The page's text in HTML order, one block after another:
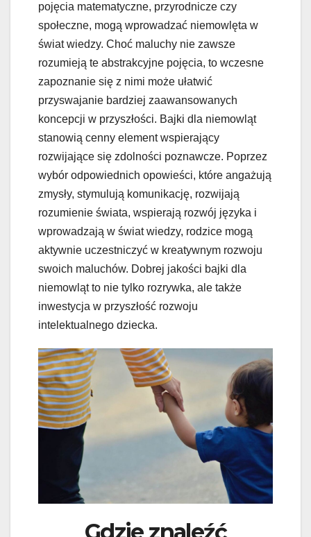
pojęcia matematyczne, przyrodnicze czy
społeczne, mogą wprowadzać niemowlęta w
świat wiedzy. Choć maluchy nie zawsze
rozumieją te abstrakcyjne pojęcia, to wczesne
zapoznanie się z nimi może ułatwić
przyswajanie bardziej zaawansowanych
koncepcji w przyszłości. Bajki dla niemowląt
stanowią cenny element wspierający
rozwijające się zdolności poznawcze. Poprzez
wybór odpowiednich opowieści, które angażują
zmysły, stymulują komunikację, rozwijają
rozumienie świata, wspierają rozwój języka i
wprowadzają w świat wiedzy, rodzice mogą
aktywnie uczestniczyć w kreatywnym rozwoju
swoich maluchów. Dobrej jakości bajki dla
niemowląt to nie tylko rozrywka, ale także
inwestycja w przyszłość rozwoju
intelektualnego dziecka.